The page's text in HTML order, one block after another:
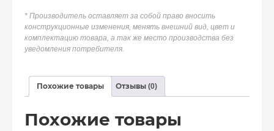
* Производитель оставляет за собой право вносить
конструкционные изменения, менять внешний вид, цвет и
комплектацию товара, а так же место производства без
уведомления потребителя.
Похожие товары Отзывы (0)
Похожие товары